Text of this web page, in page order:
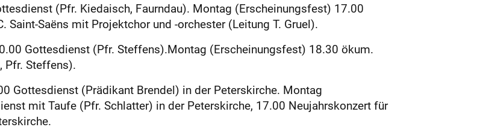
(Pfr. Kiedaisch, Faurndau). Montag (Erscheinungsfest) 17.00
Saëns mit Projektchor und -orchester (Leitung T. Gruel).
Gottesdienst (Pfr. Steffens).Montag (Erscheinungsfest) 18.30 ökum.
Pfr. Steffens).
Gottesdienst (Prädikant Brendel) in der Peterskirche. Montag
mit Taufe (Pfr. Schlatter) in der Peterskirche, 17.00 Neujahrskonzert für